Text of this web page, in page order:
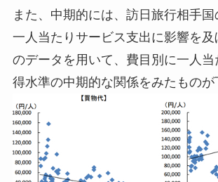
また、中期的には、訪日旅行相手国
一人当たりサービス支出に影響を及
のデータを用いて、費目別に一人
得水準の中期的な関係をみたものが